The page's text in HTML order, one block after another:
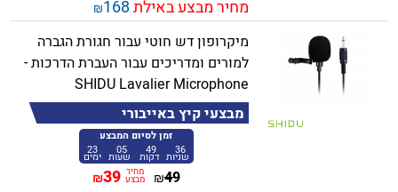
מחיר מבצע באילת168
₪
מיקרופון דש חוטי עבור חגורת הגברה
למורים ומדריכים עבור העברת הדרכות -
SHIDU Lavalier Microphone
מבצעי קיץ באייבורי
זמן לסיום המבצע
36
שניות 49
דקות 05
שעות 23
ימים
49
₪ מחיר
מבצע 39
₪